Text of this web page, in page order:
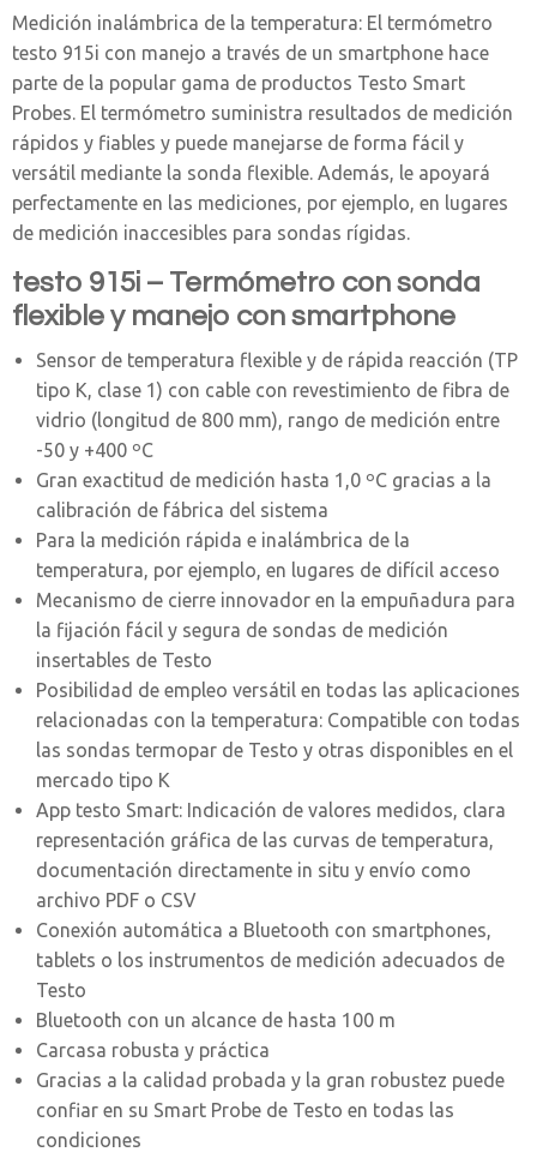
Medición inalámbrica de la temperatura: El termómetro
testo 915i con manejo a través de un smartphone hace
parte de la popular gama de productos Testo Smart
Probes. El termómetro suministra resultados de medición
rápidos y fiables y puede manejarse de forma fácil y
versátil mediante la sonda flexible. Además, le apoyará
perfectamente en las mediciones, por ejemplo, en lugares
de medición inaccesibles para sondas rígidas.
testo 915i – Termómetro con sonda
flexible y manejo con smartphone
Sensor de temperatura flexible y de rápida reacción (TP
tipo K, clase 1) con cable con revestimiento de fibra de
vidrio (longitud de 800 mm), rango de medición entre
-50 y +400 ºC
Gran exactitud de medición hasta 1,0 ºC gracias a la
calibración de fábrica del sistema
Para la medición rápida e inalámbrica de la
temperatura, por ejemplo, en lugares de difícil acceso
Mecanismo de cierre innovador en la empuñadura para
la fijación fácil y segura de sondas de medición
insertables de Testo
Posibilidad de empleo versátil en todas las aplicaciones
relacionadas con la temperatura: Compatible con todas
las sondas termopar de Testo y otras disponibles en el
mercado tipo K
App testo Smart: Indicación de valores medidos, clara
representación gráfica de las curvas de temperatura,
documentación directamente in situ y envío como
archivo PDF o CSV
Conexión automática a Bluetooth con smartphones,
tablets o los instrumentos de medición adecuados de
Testo
Bluetooth con un alcance de hasta 100 m
Carcasa robusta y práctica
Gracias a la calidad probada y la gran robustez puede
confiar en su Smart Probe de Testo en todas las
condiciones